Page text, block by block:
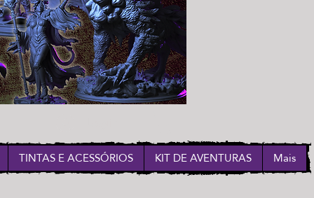
TINTAS E ACESSÓRIOS KIT DE AVENTURAS Mais